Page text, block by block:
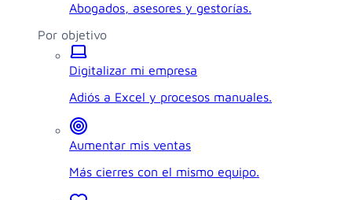
Abogados, asesores y gestorías.
Por objetivo
Digitalizar mi empresa
Adiós a Excel y procesos manuales.
Aumentar mis ventas
Más cierres con el mismo equipo.